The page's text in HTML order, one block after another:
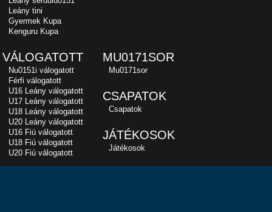
Leány tini
Gyermek Kupa
Kenguru Kupa
VÁLOGATOTT
Nu0151i válogatott
Férfi válogatott
U16 Leány válogatott
U17 Leány válogatott
U18 Leány válogatott
U20 Leány válogatott
U16 Fiú válogatott
U18 Fiú válogatott
U20 Fiú válogatott
MU0171SOR
Mu0171sor
CSAPATOK
Csapatok
JÁTÉKOSOK
Játékosok